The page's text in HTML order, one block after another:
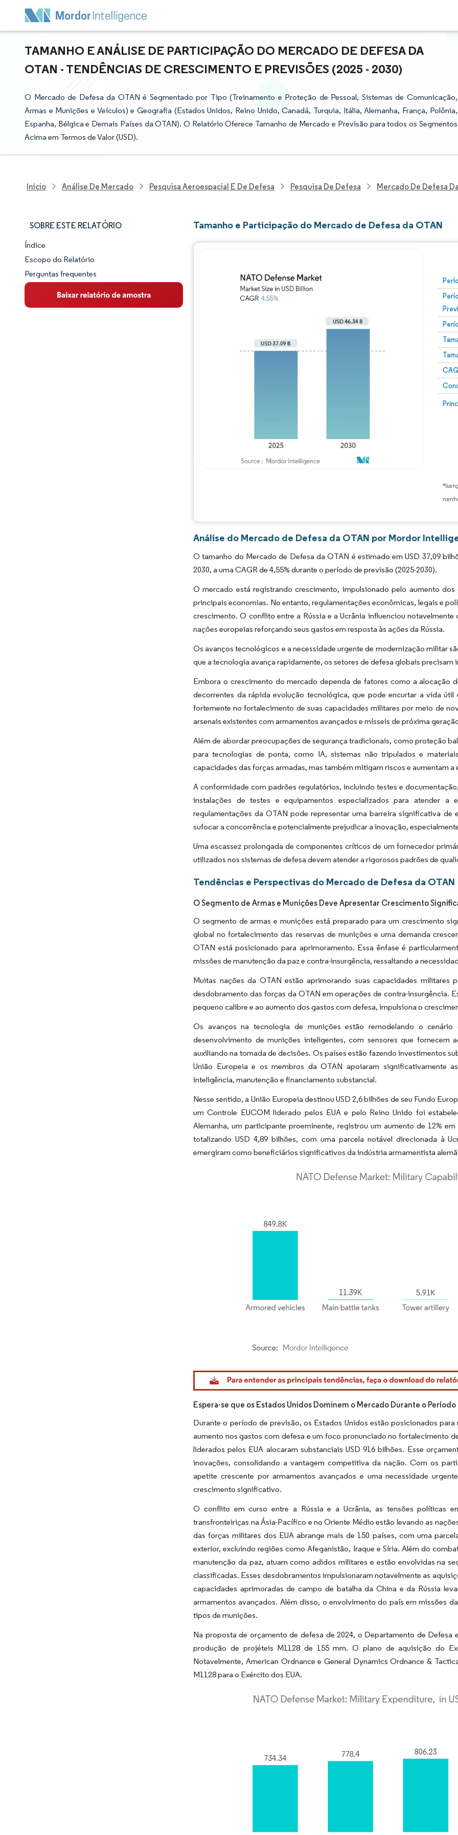
TAMANHO E ANÁLISE DE PARTICIPAÇÃO DO MERCADO DE DEFESA DA
OTAN - TENDÊNCIAS DE CRESCIMENTO E PREVISÕES (2025 - 2030)
O Mercado de Defesa da OTAN é Segmentado por Tipo (Treinamento e Proteção de Pessoal, Sistemas de Comunicação,
Armas e Munições e Veículos) e Geografia (Estados Unidos, Reino Unido, Canadá, Turquia, Itália, Alemanha, França, Polônia,
Espanha, Bélgica e Demais Países da OTAN). O Relatório Oferece Tamanho de Mercado e Previsão para todos os Segmentos
Acima em Termos de Valor (USD).
Início Análise De Mercado Pesquisa Aeroespacial E De Defesa Pesquisa De Defesa Mercado De Defesa
SOBRE ESTE RELATÓRIO
Panorama do Mercado
Visão Geral do Mercado
Principais Tendências de Mercado
Índice
Escopo do Relatório
Perguntas frequentes
Tamanho e Participação do Mercado de Defesa da OTAN
Análise do Mercado de Defesa da OTAN por Mordor
O tamanho do Mercado de Defesa da OTAN é estimado em USD 37,09
2030, a uma CAGR de 4,55% durante o período de previsão (2025-2030).
O mercado está registrando crescimento, impulsionado pelo aumento
principais economias. No entanto, regulamentações econômicas, legais e
crescimento. O conflito entre a Rússia e a Ucrânia influenciou
nações europeias reforçando seus gastos em resposta às ações da Rússia.
Os avanços tecnológicos e a necessidade urgente de modernização militar
que a tecnologia avança rapidamente, os setores de defesa globais
Embora o crescimento do mercado dependa de fatores como a alocação
decorrentes da rápida evolução tecnológica, que pode encurtar a vida
fortemente no fortalecimento de suas capacidades militares por meio de
arsenais existentes com armamentos avançados e mísseis de próxima
Além de abordar preocupações de segurança tradicionais, como proteção
para tecnologias de ponta, como IA, sistemas não tripulados e
capacidades das forças armadas, mas também mitigam riscos e aumentam
A conformidade com padrões regulatórios, incluindo testes e
instalações de testes e equipamentos especializados para atender
regulamentações da OTAN pode representar uma barreira significativa
sufocar a concorrência e potencialmente prejudicar a inovação,
Uma escassez prolongada de componentes críticos de um fornecedor
utilizados nos sistemas de defesa devem atender a rigorosos padrões de
Tendências e Perspectivas do Mercado de Defesa da OTAN
O Segmento de Armas e Munições Deve Apresentar Crescimento
O segmento de armas e munições está preparado para um crescimento
global no fortalecimento das reservas de munições e uma demanda
OTAN está posicionado para aprimoramento. Essa ênfase é
missões de manutenção da paz e contra-insurgência, ressaltando a
Muitas nações da OTAN estão aprimorando suas capacidades militares
desdobramento das forças da OTAN em operações de contra-insurgência.
pequeno calibre e ao aumento dos gastos com defesa, impulsiona o
Os avanços na tecnologia de munições estão remodelando o
desenvolvimento de munições inteligentes, com sensores que
auxiliando na tomada de decisões. Os países estão fazendo investimentos
União Europeia e os membros da OTAN apoiaram significativamente
inteligência, manutenção e financiamento substancial.
Nesse sentido, a União Europeia destinou USD 2,6 bilhões de seu Fundo
um Controle EUCOM liderado pelos EUA e pelo Reino Unido foi
Alemanha, um participante proeminente, registrou um aumento de 12%
totalizando USD 4,89 bilhões, com uma parcela notável direcionada à
emergiram como beneficiários significativos da indústria armamentista
Imagem © Mordor Intelligence. O reuso requer atribuição conforme CC BY 4.0.
Espera-se que os Estados Unidos Dominem o Mercado Durante o
Durante o período de previsão, os Estados Unidos estão posicionados
aumento nos gastos com defesa e um foco pronunciado no fortalecimento
liderados pelos EUA alocaram substanciais USD 916 bilhões. Esse
inovações, consolidando a vantagem competitiva da nação. Com os
apetite crescente por armamentos avançados e uma necessidade
crescimento significativo.
O conflito em curso entre a Rússia e a Ucrânia, as tensões políticas
transfronteiriças na Ásia-Pacífico e no Oriente Médio estão levando as
das forças militares dos EUA abrange mais de 150 países, com uma
exterior, excluindo regiões como Afeganistão, Iraque e Síria. Além do
manutenção da paz, atuam como adidos militares e estão envolvidas na
classificadas. Esses desdobramentos impulsionaram notavelmente as
capacidades aprimoradas de campo de batalha da China e da Rússia
armamentos avançados. Além disso, o envolvimento do país em missões
tipos de munições.
Na proposta de orçamento de defesa de 2024, o Departamento de Defesa
produção de projéteis M1128 de 155 mm. O plano de aquisição do
Notavelmente, American Ordnance e General Dynamics Ordnance &
M1128 para o Exército dos EUA.